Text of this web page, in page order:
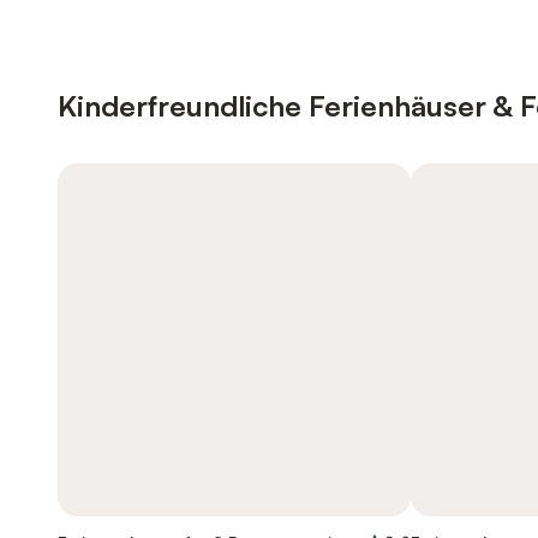
Kinderfreundliche Ferienhäuser &